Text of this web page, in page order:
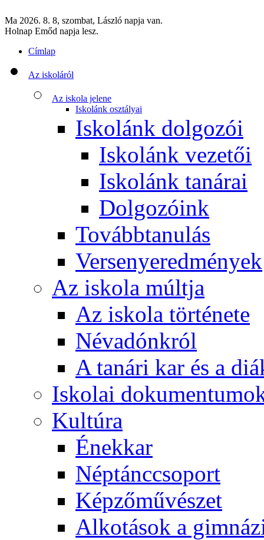
Ma 2026. 8. 8, szombat, László napja van.
Holnap Emőd napja lesz.
Címlap
Az iskoláról
Az iskola jelene
Iskolánk osztályai
Iskolánk dolgozói
Iskolánk vezetői
Iskolánk tanárai
Dolgozóink
Továbbtanulás
Versenyeredmények
Az iskola múltja
Az iskola története
Névadónkról
A tanári kar és a
Iskolai
Kultúra
Énekkar
Néptánccsoport
Képzőművészet
Alkotások a